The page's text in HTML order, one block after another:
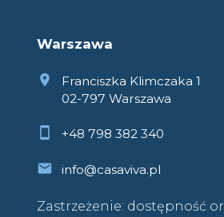
Warszawa
Franciszka Klimczaka 1
02-797 Warszawa
+48 798 382 340
info@casaviva.pl
Zastrzeżenie: dostępność